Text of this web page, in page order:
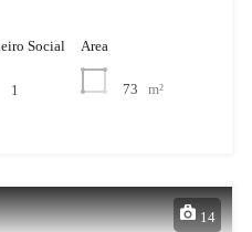
Social
1
Area
73 m²
14